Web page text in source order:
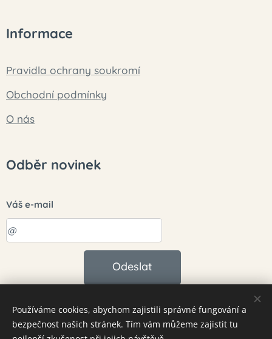
Informace
Pravidla ochrany soukromí
Obchodní podmínky
O nás
Odběr novinek
Váš e-mail
Odeslat
Cookies
Používáme cookies, abychom zajistili správné fungování a
bezpečnost našich stránek. Tím vám můžeme zajistit tu